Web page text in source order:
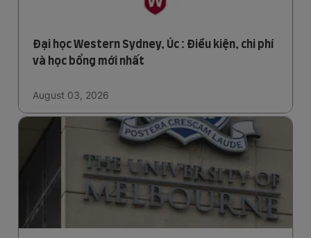
Đại học Western Sydney, Úc : Điều kiện, chi phí
và học bổng mới nhất
August 03, 2026